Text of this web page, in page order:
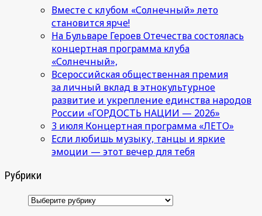
Вместе с клубом «Солнечный» лето
становится ярче!
На Бульваре Героев Отечества состоялась
концертная программа клуба
«Солнечный»,
Всероссийская общественная премия
за личный вклад в этнокультурное
развитие и укрепление единства народов
России «ГОРДОСТЬ НАЦИИ — 2026»
3 июля Концертная программа «ЛЕТО»
Если любишь музыку, танцы и яркие
эмоции — этот вечер для тебя
Рубрики
Рубрики